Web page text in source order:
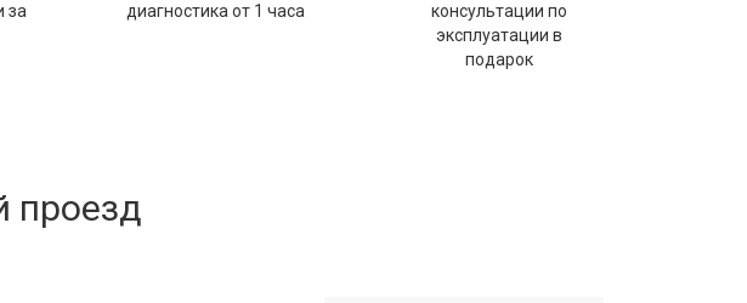
за
диагностика от 1 часа
консультации по
эксплуатации в
подарок
проезд